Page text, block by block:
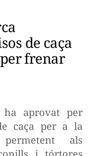
de caça
frenar
aprovat per
caça per a la
permetent als